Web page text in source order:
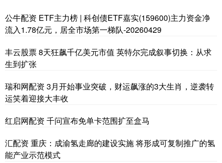
公牛配资 ETF主力榜 | 科创债ETF嘉实(159600)主力资金净
流入1.78亿元，居全市场第一梯队-20260429
丰云股票 8天狂飙千亿美元市值 英特尔完成叙事切换：从求
生到扩张
瑞和网配资 3月开始事业突破，财运飙涨的3大生肖，逆袭转
运笑着迎接大丰收
红启网配资 千问宣布免单卡范围扩至盒马
汇配资 重庆：成渝氢走廊的建设实施 将形成可复制推广的氢
能产业示范模式